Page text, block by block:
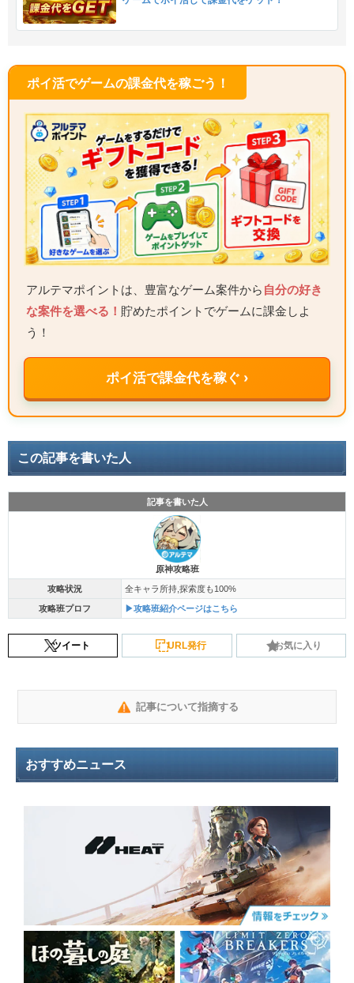
ポイ活でゲームの課金代を稼ごう！
アルテマポイントは、豊富なゲーム案件から 自分の好き
な案件を選べる！ 貯めたポイントでゲームに課金しよ
う！
ポイ活で課金代を稼ぐ ›
この記事を書いた人
記事を書いた人
原神攻略班
攻略状況 全キャラ所持,探索度も100%
攻略班プロフ ▶攻略班紹介ページはこちら
ツイート URL発行 お気に入り
記事について指摘する
おすすめニュース